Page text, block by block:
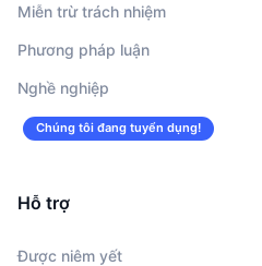
Miễn trừ trách nhiệm
Phương pháp luận
Nghề nghiệp
Chúng tôi đang tuyển dụng!
Hỗ trợ
Được niêm yết